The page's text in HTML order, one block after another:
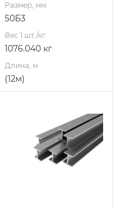
Размер, мм
50Б3
Вес 1 шт./кг.
1076.040 кг
Длина, м
(12м)